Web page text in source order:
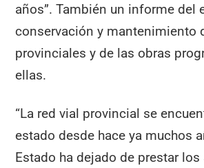
años”. También un informe del
conservación y mantenimiento
provinciales y de las obras
ellas.
“La red vial provincial se
estado desde hace ya muchos
Estado ha dejado de prestar